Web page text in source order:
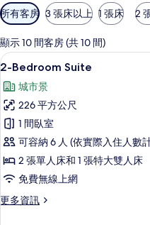
可
用
的
客
房
篩
選
條
件
所有客房 3 張床以上 1 張床 2
顯示 10 間客房 (共 10 間)
顯
示
2-
Bedroom
Suite
的
所
有
相
9
2-Bedroom Suite
城市景
226 平方公尺
1 間臥室
可容納 6 人 (依實際入住人數
2 張單人床和 1 張特大雙人床
免費無線上網
更多資訊
更